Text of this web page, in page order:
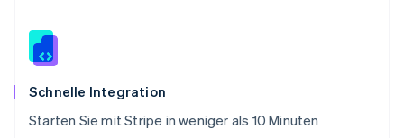
Schnelle Integration
Starten Sie mit Stripe in weniger als 10 Minuten
Spanien
Thailand
ไทยEnglish
English